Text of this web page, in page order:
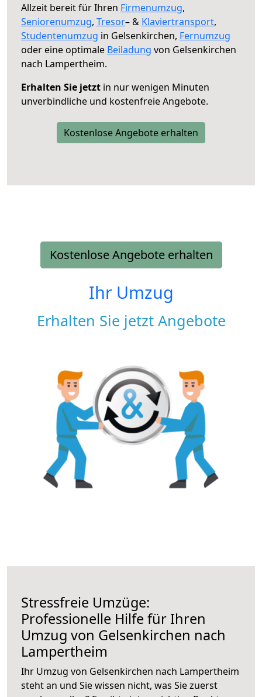
Allzeit bereit für Ihren Firmenumzug,
Seniorenumzug, Tresor– & Klaviertransport,
Studentenumzug in Gelsenkirchen, Fernumzug
oder eine optimale Beiladung von Gelsenkirchen
nach Lampertheim.
Erhalten Sie jetzt in nur wenigen Minuten
unverbindliche und kostenfreie Angebote.
Kostenlose Angebote erhalten
Kostenlose Angebote erhalten
Ihr Umzug
Erhalten Sie jetzt Angebote
Stressfreie Umzüge:
Professionelle Hilfe für Ihren
Umzug von Gelsenkirchen nach
Lampertheim
Ihr Umzug von Gelsenkirchen nach Lampertheim
steht an und Sie wissen nicht, was Sie zuerst